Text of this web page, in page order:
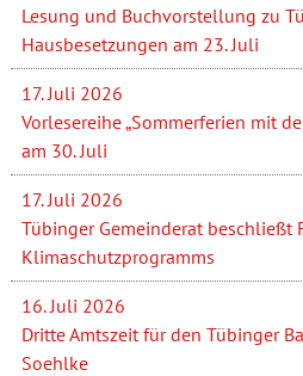
Lesung und Buchvorstellung zu
Hausbesetzungen am 23. Juli
17. Juli 2026
Vorlesereihe „Sommerferien mit
am 30. Juli
17. Juli 2026
Tübinger Gemeinderat beschließt
Klimaschutzprogramms
16. Juli 2026
Dritte Amtszeit für den Tübinger
Soehlke